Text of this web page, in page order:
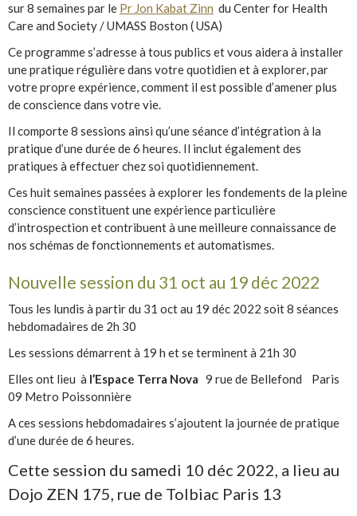
sur 8 semaines par le Pr Jon Kabat Zinn du Center for Health
Care and Society / UMASS Boston ( USA)
Ce programme s’adresse à tous publics et vous aidera à installer
une pratique régulière dans votre quotidien et à explorer, par
votre propre expérience, comment il est possible d’amener plus
de conscience dans votre vie.
Il comporte 8 sessions ainsi qu’une séance d’intégration à la
pratique d’une durée de 6 heures. Il inclut également des
pratiques à effectuer chez soi quotidiennement.
Ces huit semaines passées à explorer les fondements de la pleine
conscience constituent une expérience particulière
d’introspection et contribuent à une meilleure connaissance de
nos schémas de fonctionnements et automatismes.
Nouvelle session du 31 oct au 19 déc 2022
Tous les lundis à partir du 31 oct au 19 déc 2022 soit 8 séances
hebdomadaires de 2h 30
Les sessions démarrent à 19 h et se terminent à 21h 30
Elles ont lieu à l’Espace Terra Nova 9 rue de Bellefond Paris
09 Metro Poissonnière
A ces sessions hebdomadaires s’ajoutent la journée de pratique
d’une durée de 6 heures.
Cette session du samedi 10 déc 2022, a lieu au
Dojo ZEN 175, rue de Tolbiac Paris 13